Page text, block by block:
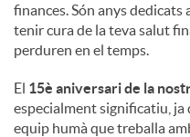
finances. Són anys dedicats
tenir cura de la teva salut
perduren en el temps.
El 15è aniversari de la
especialment significatiu, ja
equip humà que treballa